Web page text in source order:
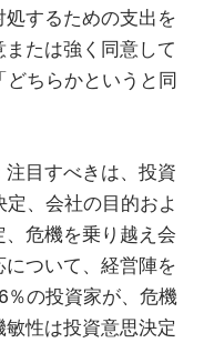
するための支出を
たは強く同意して
どちらかというと同
注目すべきは、投資
、会社の目的およ
危機を乗り越え会
ついて、経営陣を
の投資家が、危機
性は投資意思決定